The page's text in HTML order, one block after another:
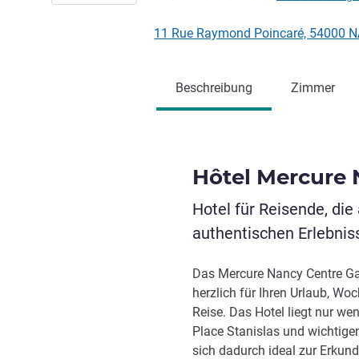
11 Rue Raymond Poincaré, 54000
Beschreibung Zimmer
Hôtel Mercure
Hotel für Reisende,
authentischen
Das Mercure Nancy Centre
herzlich für Ihren Urlaub,
Reise. Das Hotel liegt nur
Place Stanislas und
sich dadurch ideal zur